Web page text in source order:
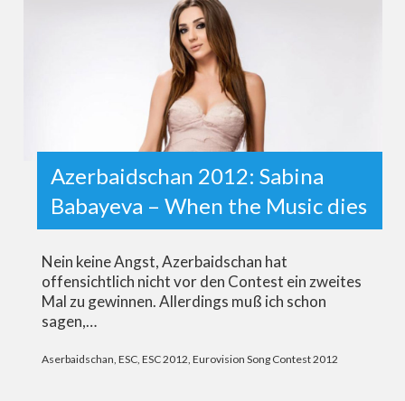
Azerbaidschan 2012: Sabina
Babayeva – When the Music dies
Nein keine Angst, Azerbaidschan hat
offensichtlich nicht vor den Contest ein zweites
Mal zu gewinnen. Allerdings muß ich schon
sagen,…
Aserbaidschan, ESC, ESC 2012, Eurovision Song Contest 2012